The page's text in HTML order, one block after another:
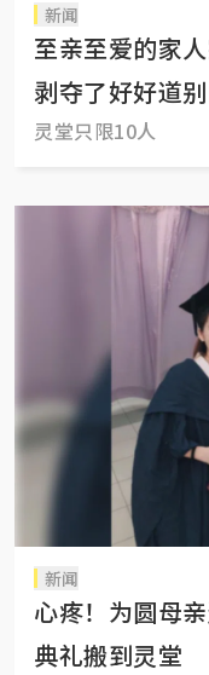
新闻
至亲至爱的家
剥夺了好好道
灵堂只限10人
新闻
心疼！为圆母
典礼搬到灵堂